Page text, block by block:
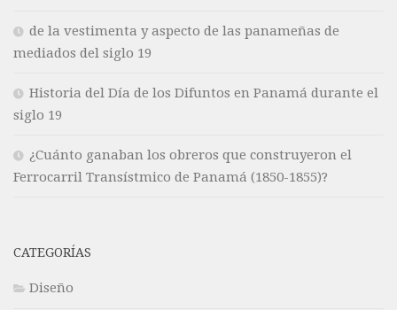
de la vestimenta y aspecto de las panameñas de
mediados del siglo 19
Historia del Día de los Difuntos en Panamá durante el
siglo 19
¿Cuánto ganaban los obreros que construyeron el
Ferrocarril Transístmico de Panamá (1850-1855)?
CATEGORÍAS
Diseño